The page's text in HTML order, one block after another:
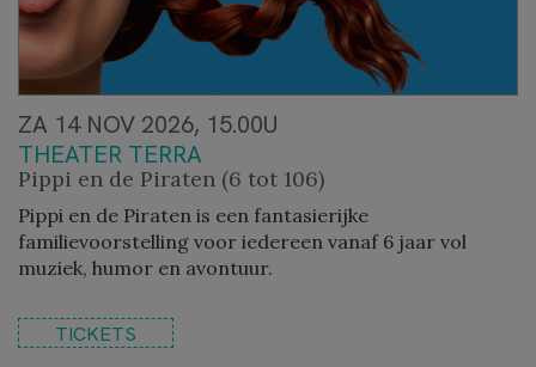
ZA 14 NOV 2026, 15.00U
THEATER TERRA
Pippi en de Piraten (6 tot 106)
Pippi en de Piraten is een fantasierijke
familievoorstelling voor iedereen vanaf 6 jaar vol
muziek, humor en avontuur.
TICKETS